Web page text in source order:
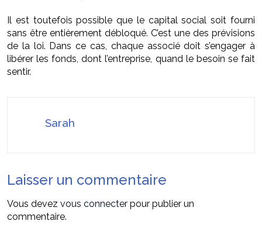
Il est toutefois possible que le capital social soit fourni
sans être entièrement débloqué. C’est une des prévisions
de la loi. Dans ce cas, chaque associé doit s’engager à
libérer les fonds, dont l’entreprise, quand le besoin se fait
sentir.
Sarah
Laisser un commentaire
Vous devez vous connecter pour publier un
commentaire.